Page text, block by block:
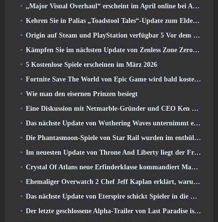
„Major Visual Overhaul“ erscheint im April online bei Albion
Kehren Sie in Palias „Toadstool Tales“-Update zum Elderwood zurück
Origin auf Steam und PlayStation verfügbar 5 Vor dem März 23 Start
Kämpfen Sie im nächsten Update von Zenless Zone Zero um Ruhm im Hollow-Champion-Wettbewerb von New Eridu
5 Kostenlose Spiele erscheinen im März 2026
Fortnite Save The World von Epic Game wird bald kostenlos spielbar sein
Wie man den eisernen Prinzen besiegt
Eine Diskussion mit Netmarble-Gründer und CEO Ken Kim über MONGIL: Sternentauchen
Das nächste Update von Wuthering Waves unternimmt eine Reise zur „dunklen Seite“
Die Phantasmoon-Spiele von Star Rail wurden im enthüllt 4.1 Sonderprogramm
Im neuesten Update von Throne And Liberty liegt der Frühling in der Luft
Crystal Of Atlans neue Erfinderklasse kommandiert Magitech-Mechs im Kampf
Ehemaliger Overwatch 2 Chef Jeff Kaplan erklärt, warum er Blizzard zugelassen hat
Das nächste Update von Eterspire schickt Spieler in die Zwergenminen
Der letzte geschlossene Alpha-Trailer von Last Paradise ist ein kleines, aber erschreckendes Kunstwerk